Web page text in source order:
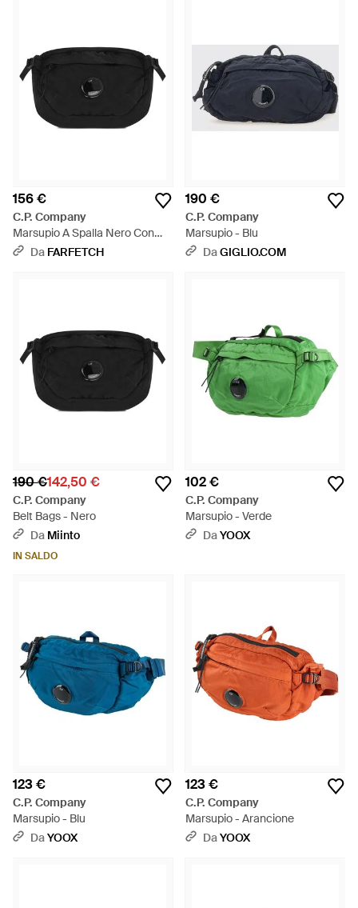
156 €
C.P. Company
Marsupio A Spalla Nero Con
Applicazione Logo - Nero
Da FARFETCH
190 €
C.P. Company
Marsupio - Blu
DaGIGLIO.COM
190 €142,50 €
C.P. Company
Belt Bags - Nero
Da Miinto
IN SALDO
102 €
C.P. Company
Marsupio - Verde
DaYOOX
123 €
C.P. Company
Marsupio - Blu
DaYOOX
123 €
C.P. Company
Marsupio - Arancione
DaYOOX